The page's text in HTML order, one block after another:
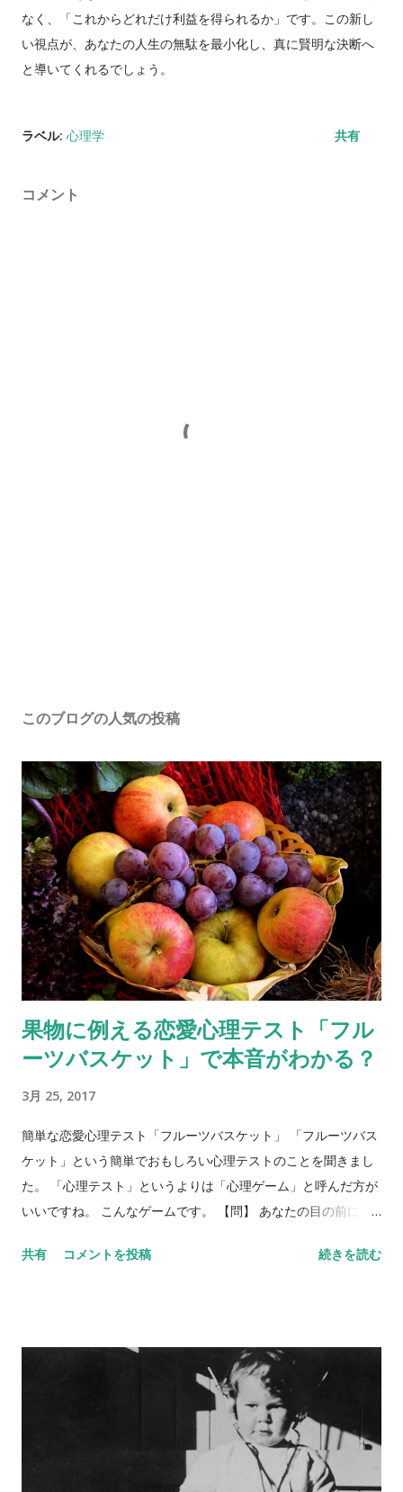
なく、「これからどれだけ利益を得られるか」です。この新し
い視点が、あなたの人生の無駄を最小化し、真に賢明な決断へ
と導いてくれるでしょう。
ラベル: 心理学 共有
コメント
このブログの人気の投稿
果物に例える恋愛心理テスト「フル
ーツバスケット」で本音がわかる？
3月 25, 2017
簡単な恋愛心理テスト「フルーツバスケット」 「フルーツバス
ケット」という簡単でおもしろい心理テストのことを聞きまし
た。 「心理テスト」というよりは「心理ゲーム」と呼んだ方が
いいですね。 こんなゲームです。 【問】 あなたの目の前に、
ナナ、ぶどう、みかん、イチゴ、キウイが入っています。5種類
共有 コメントを投稿 続きを読む